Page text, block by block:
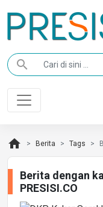
search
home Berita Tags
Berita dengan
PRESISI.CO